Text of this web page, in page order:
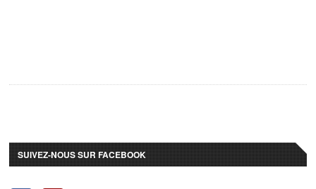
SUIVEZ-NOUS SUR FACEBOOK